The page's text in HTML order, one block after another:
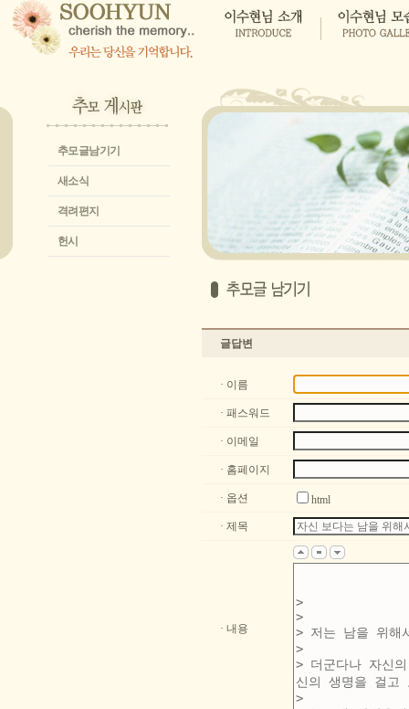
추모글남기기
새소식
격려편지
헌시
글답변
· 이름
· 패스워드
· 이메일
· 홈페이지
· 옵션 html
· 제목
· 내용